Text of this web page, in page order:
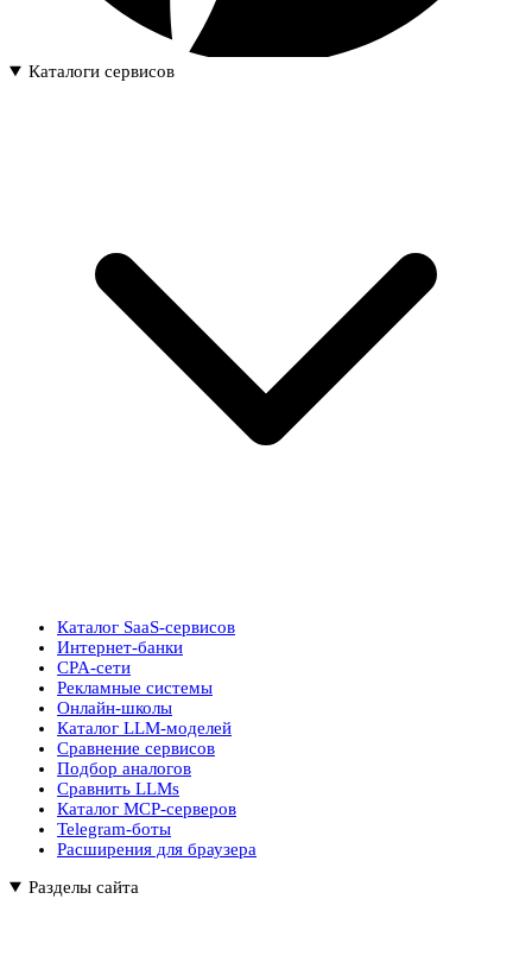
Каталоги сервисов
Каталог SaaS-сервисов
Интернет-банки
CPA-сети
Рекламные системы
Онлайн-школы
Каталог LLM-моделей
Сравнение сервисов
Подбор аналогов
Сравнить LLMs
Каталог MCP-серверов
Telegram-боты
Расширения для браузера
Разделы сайта